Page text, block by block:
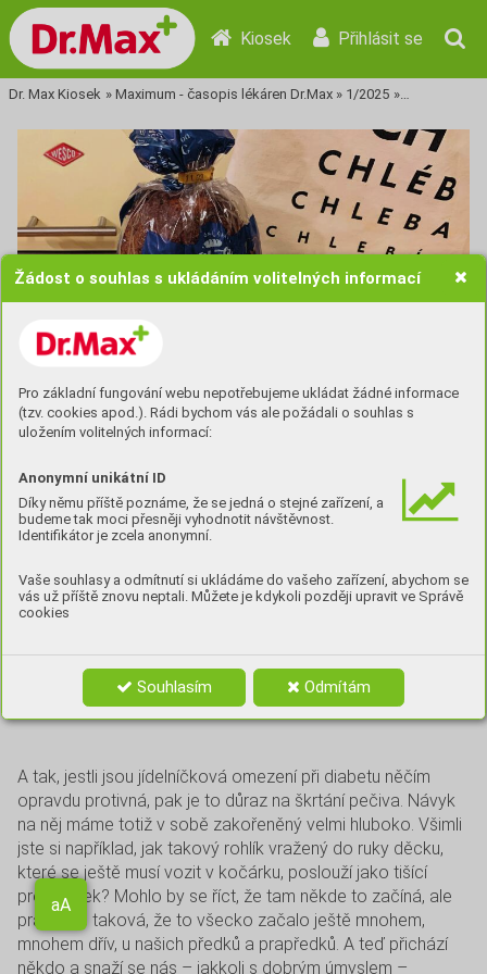
Žádost o souhlas s ukládáním volitelných informací
Pro základní fungování webu nepotřebujeme ukládat žádné informace
(tzv. cookies apod.). Rádi bychom vás ale požádali o souhlas s
uložením volitelných informací:
Anonymní unikátní ID
Díky němu příště poznáme, že se jedná o stejné zařízení, a
budeme tak moci přesněji vyhodnotit návštěvnost.
Identifikátor je zcela anonymní.
Vaše souhlasy a odmítnutí si ukládáme do vašeho zařízení, abychom se
vás už příště znovu neptali. Můžete je kdykoli později upravit ve Správě
cookies
Souhlasím Odmítám
Aa
Kiosek Přihlásit se
Dr. Max Kiosek » Maximum - časopis lékáren Dr.Max » 1/2025 » Tisková
Náš denní chleba
ČTENÁŘKY / VÁŽENÍ ČTENÁŘI, NEUSADILO
V NAŠEM
SLOVNÍKU NÁHODOU. PRO DRTIVOU
OKRUHU JE CHLEBA(NEBO PEČIVO OBECNĚ)
TÍM, CO KONZUMUJEME OPRAVDU DENNĚ.
A tak, jestli jsou jídelníčková omezení při diabetu něčím
opravdu protivná, pak je to důraz na škrtání pečiva. Návyk
na něj máme totiž v sobě zakořeněný velmi hluboko. Všimli
jste si například, jak takový rohlík vražený do ruky děcku,
které se ještě musí vozit v kočárku, poslouží jako tišící
prostředek? Mohlo by se říct, že tam někde to začíná, ale
pravda je taková, že to všecko začalo ještě mnohem,
mnohem dřív, u našich předků a prapředků. A teď přichází
někdo a snaží se nás – jakkoli s dobrým úmyslem –